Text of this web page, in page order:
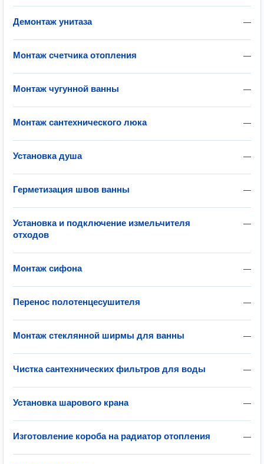
—
Демонтаж унитаза
—
Монтаж счетчика отопления
—
Монтаж чугунной ванны
—
Монтаж сантехнического люка
—
Установка душа
—
Герметизация швов ванны
—
Установка и подключение измельчителя
отходов
—
Монтаж сифона
—
Перенос полотенцесушителя
—
Монтаж стеклянной ширмы для ванны
—
Чистка сантехнических фильтров для воды
—
Установка шарового крана
—
Изготовление короба на радиатор отопления